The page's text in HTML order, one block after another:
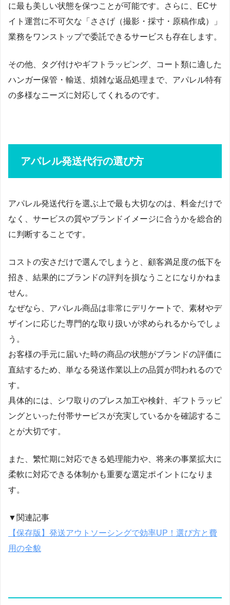
に最も美しい状態を保つことが可能です。さらに、ECサ
イト運営に不可欠な「ささげ（撮影・採寸・原稿作成）」
業務をワンストップで委託できるサービスも存在します。
その他、タグ付けやギフトラッピング、コート類に適した
ハンガー保管・輸送、煩雑な返品処理まで、アパレル特有
の多様なニーズに対応してくれるのです。
アパレル発送代行の選び方
アパレル発送代行を選ぶ上で最も大切なのは、料金だけで
なく、サービスの質やブランドイメージに合うかを総合的
に判断することです。
コストの安さだけで選んでしまうと、顧客満足度の低下を
招き、結果的にブランドの評判を損なうことになりかねま
せん。
なぜなら、アパレル商品は非常にデリケートで、素材やデ
ザインに応じた専門的な取り扱いが求められるからでしょ
う。
お客様の手元に届いた時の商品の状態がブランドの評価に
直結するため、単なる発送作業以上の品質が問われるので
す。
具体的には、シワ取りのプレス加工や検針、ギフトラッピ
ングといった付帯サービスが充実しているかを確認するこ
とが大切です。
また、繁忙期に対応できる処理能力や、将来の事業拡大に
柔軟に対応できる体制かも重要な選定ポイントになりま
す。
▼関連記事
【保存版】発送アウトソーシングで効率UP！選び方と費
用の全貌